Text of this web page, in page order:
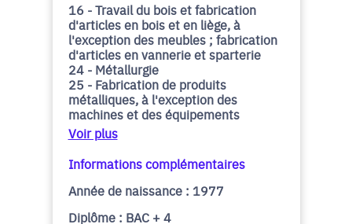
16 - Travail du bois et fabrication
d'articles en bois et en liège, à
l'exception des meubles ; fabrication
d'articles en vannerie et sparterie
24 - Métallurgie
25 - Fabrication de produits
métalliques, à l'exception des
machines et des équipements
Voir plus
Informations complémentaires
Année de naissance : 1977
Diplôme : BAC + 4